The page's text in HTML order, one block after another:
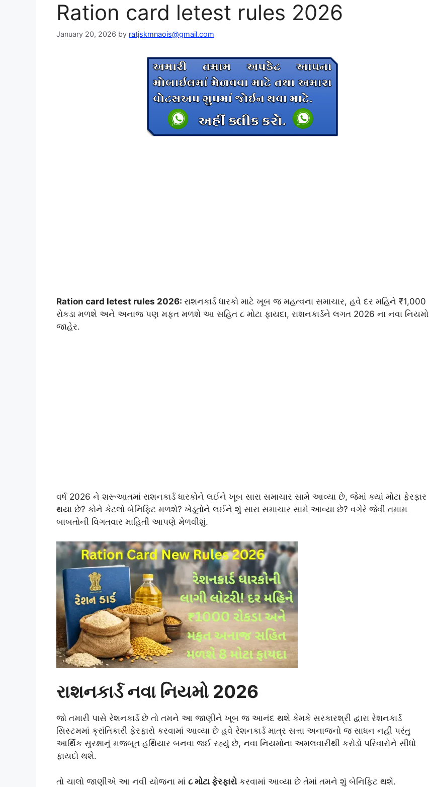
Ration card letest rules 2026
January 20, 2026 by ratjskmnaois@gmail.com
Ration card letest rules 2026: રાશનકાર્ડ ધારકો માટે ખૂબ જ મહત્વના સમાચાર, હવે દર મહિને ₹1,000
રોકડા મળશે અને અનાજ પણ મફત મળશે આ સહિત ૮ મોટા ફાયદા, રાશનકાર્ડને લગત 2026 ના નવા નિયમો
જાહેર.
વર્ષ 2026 ને શરૂઆતમાં રાશનકાર્ડ ધારકોને લઈને ખૂબ સારા સમાચાર સામે આવ્યા છે, જેમાં ક્યાં મોટા ફેરફાર
થયા છે? કોને કેટલો બેનિફિટ મળશે? ખેડૂતોને લઈને શું સારા સમાચાર સામે આવ્યા છે? વગેરે જેવી તમામ
બાબતોની વિગતવાર માહિતી આપણે મેળવીશું.
રાશનકાર્ડ નવા નિયમો 2026
જો તમારી પાસે રેશનકાર્ડ છે તો તમને આ જાણીને ખૂબ જ આનંદ થશે કેમકે સરકારશ્રી દ્વારા રેશનકાર્ડ
સિસ્ટમમાં ક્રાંતિકારી ફેરફારો કરવામાં આવ્યા છે હવે રેશનકાર્ડ માત્ર સત્તા અનાજનો જ સાધન નહીં પરંતુ
આર્થિક સુરક્ષાનું મજબૂત હથિયાર બનવા જઈ રહ્યું છે, નવા નિયમોના અમલવારીથી કરોડો પરિવારોને સીધો
ફાયદો થશે.
તો ચાલો જાણીએ આ નવી યોજના માં ૮ મોટા ફેરફારોકરવામાં આવ્યા છે તેમાં તમને શું બેનિફિટ થશે.